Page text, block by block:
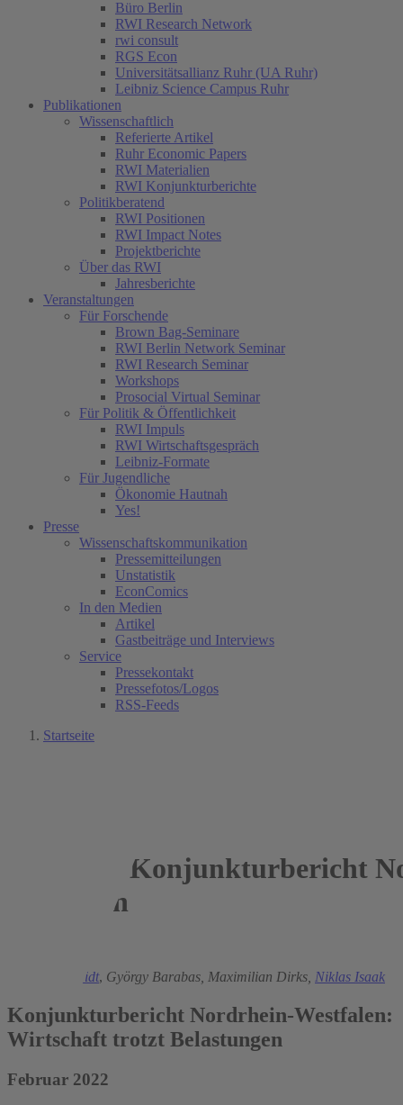
Büro Berlin
RWI Research Network
rwi consult
RGS Econ
Universitätsallianz Ruhr (UA Ruhr)
Leibniz Science Campus Ruhr
Publikationen
Wissenschaftlich
Referierte Artikel
Ruhr Economic Papers
RWI Materialien
RWI Konjunkturberichte
Politikberatend
RWI Positionen
RWI Impact Notes
Projektberichte
Über das RWI
Jahresberichte
Veranstaltungen
Für Forschende
Brown Bag-Seminare
RWI Berlin Network Seminar
RWI Research Seminar
Workshops
Prosocial Virtual Seminar
Für Politik & Öffentlichkeit
RWI Impuls
RWI Wirtschaftsgespräch
Leibniz-Formate
Für Jugendliche
Ökonomie Hautnah
Yes!
Presse
Wissenschaftskommunikation
Pressemitteilungen
Unstatistik
EconComics
In den Medien
Artikel
Gastbeiträge und Interviews
Service
Pressekontakt
Pressefotos/Logos
RSS-Feeds
Startseite
Konjunkturbericht
Westfalen
Torsten Schmidt, György Barabas, Maximilian Dirks, Niklas Isaak
Konjunkturbericht Nordrhein-Westfalen:
Wirtschaft trotzt Belastungen
Februar 2022